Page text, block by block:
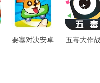
要塞对决安卓 五毒大作